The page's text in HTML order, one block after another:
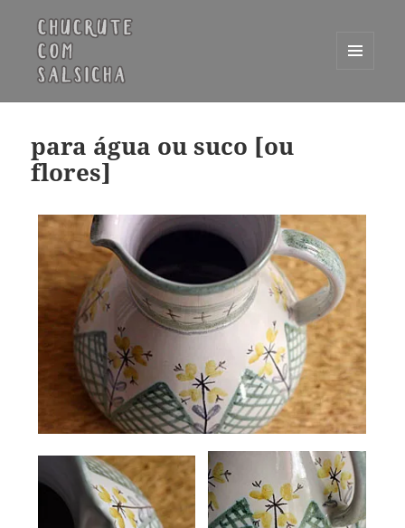
WIDGETS
para água ou suco [ou
flores]